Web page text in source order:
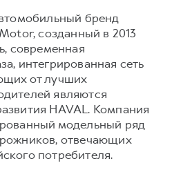
бренд
созданный в 2013
современная
интегрированная сеть
от лучших
являются
HAVAL. Компания
модельный ряд
отвечающих
потребителя.